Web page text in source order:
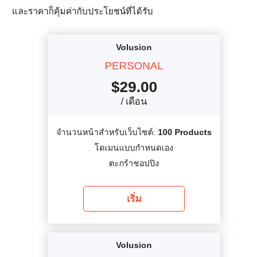
และราคาก็คุ้มค่ากับประโยชน์ที่ได้รับ
Volusion
PERSONAL
$29.00
/ เดือน
จำนวนหน้าสำหรับเว็บไซต์: 100 Products
โดเมนแบบกำหนดเอง
ตะกร้าชอปปิง
เริ่ม
Volusion